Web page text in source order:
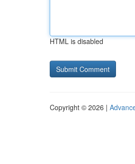
HTML is disabled
Copyright © 2026 |